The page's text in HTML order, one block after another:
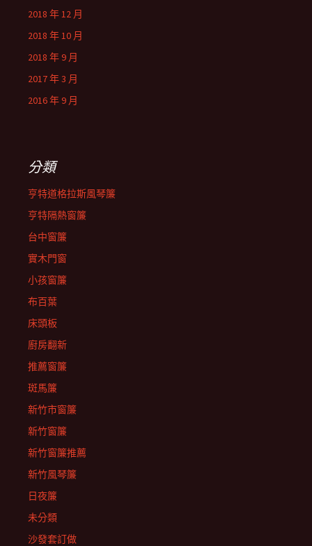
2018 年 12 月
2018 年 10 月
2018 年 9 月
2017 年 3 月
2016 年 9 月
分類
亨特道格拉斯風琴簾
亨特隔熱窗簾
台中窗簾
實木門窗
小孩窗簾
布百葉
床頭板
廚房翻新
推薦窗簾
斑馬簾
新竹市窗簾
新竹窗簾
新竹窗簾推薦
新竹風琴簾
日夜簾
未分類
沙發套訂做